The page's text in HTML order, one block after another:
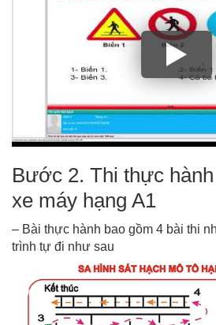
Bước 2. Thi thực
xe máy hạng A1
– Bài thực hành bao gồm 4 bài thi
trình tự đi như sau